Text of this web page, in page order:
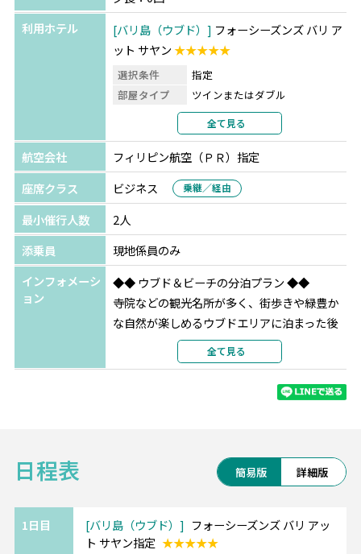
特典の8時間カーチャーターご利用時に限り、ご案内可能
です。
※早割特典はA～Fの中からいずれか1つ
※ご利用希望の場合は、ツアーご予約時にお申し付けくだ
◆ご出発90日前までのご予約
〇Ａプラン：ジンバランビーチでのシーフードBBQディナ
ー+ソフトドリンク1杯
〇Ｂプラン：絶品「イイガワルン」でのナシゴレンポーク
リブ+ビンタンビール1杯 ※クタ・ウブド・ウルワツ
〇Ｃプラン：名店「イブオカ」でのバビグリン+ビンタン
ビール1杯 ※ウブド
◆ご出発120日前までのご予約
〇Dプラン：インスタ映え「トラガシンハ トロピカルリバ
ークラブ」でのフローティングランチ1回
〇Eプラン：人気街スパ「バリオーキッドスパ」でのマッ
サージ60分
〇Fプラン：5つ星ホテル「ケンピンスキーバリ」でのアフ
利用ホテル
バリ島（ウブド）
フォーシーズンズ バリ ア
ット サヤン★★★★★
選択条件
指定
部屋タイプ
ツインまたはダブル
2名1室利用
部屋カテゴリ
1ベッド デュープレックス スイ
ート ルーム
バリ島
サダラ ブティック ビーチ リゾート
★★★★
選択条件
部屋タイプ
利用形態
2名1室利用
部屋カテゴリ
サダラプレミア
全て見る
航空会社
フィリピン航空（ＰＲ）指定
座席クラス
ビジネス 乗継／経由
最小催行人数
2人
添乗員
現地係員のみ
インフォメーシ
ョン
◆◆ ウブド＆ビーチの分泊プラン ◆◆
寺院などの観光名所が多く、街歩きや緑豊か
な自然が楽しめるウブドエリアに泊まった後
は、ビーチ沿いのホテルでゆったりと♪
雰囲気の異なるエリアを1度に楽しめるお勧め
アユン川沿いのダイナミックな景色が魅力の
■サダラ ブティック ビーチリゾート【人気ホ
全て見る
日程表 簡易版 詳細版
1日目 バリ島（ウブド）
フォーシーズンズ バリ アッ
ト サヤン指定 ★★★★★